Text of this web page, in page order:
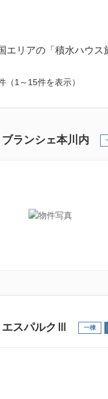
エリアの「積水ハウス
（1～15件を表示）
ブランシェ本川内
エスパルクⅢ 一棟